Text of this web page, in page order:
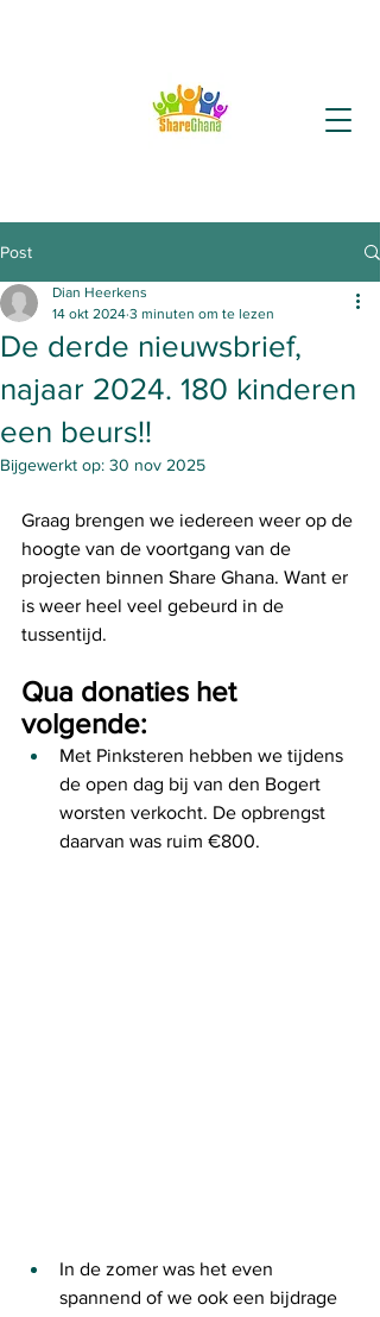
Post
De derde nieuwsbrief,
najaar 2024. 180 kinderen
een beurs!!
Dian Heerkens
14 okt 2024 3 minuten om te lezen
Bijgewerkt op: 30 nov 2025
Graag brengen we iedereen weer op de
hoogte van de voortgang van de
projecten binnen Share Ghana. Want er
is weer heel veel gebeurd in de
tussentijd.
Qua donaties het
volgende:
Met Pinksteren hebben we tijdens
de open dag bij van den Bogert
worsten verkocht. De opbrengst
daarvan was ruim €800.
In de zomer was het even
spannend of we ook een bijdrage